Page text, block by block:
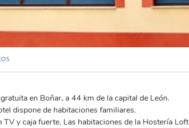
en Boñar, a 44 km de la capital de León.
dispone de habitaciones familiares.
y caja fuerte. Las habitaciones de la Hostería Loft